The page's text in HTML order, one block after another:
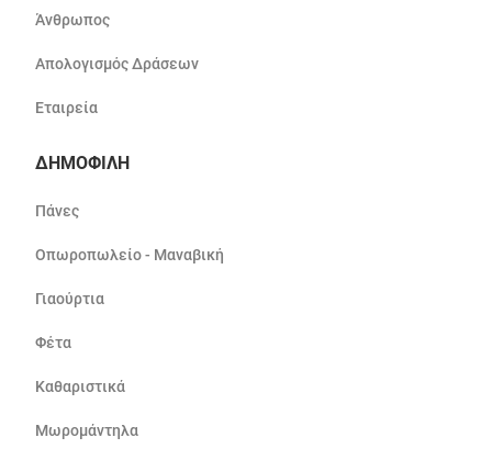
Άνθρωπος
Απολογισμός Δράσεων
Εταιρεία
ΔΗΜΟΦΙΛΗ
Πάνες
Οπωροπωλείο - Μαναβική
Γιαούρτια
Φέτα
Καθαριστικά
Μωρομάντηλα